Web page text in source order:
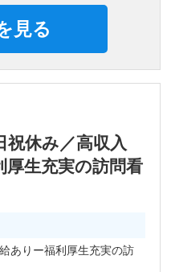
見る
休み／高収入
厚生充実の訪問看
ありー福利厚生充実の訪